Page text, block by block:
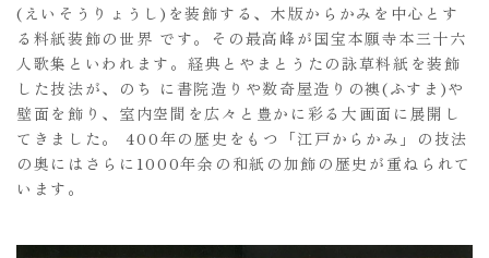
(えいそうりょうし)を装飾する、木版からかみを中心とす
る料紙装飾の世界 です。その最高峰が国宝本願寺本三十六
人歌集といわれます。経典とやまとうたの詠草料紙を装飾
した技法が、のち に書院造りや数奇屋造りの襖(ふすま)や
壁面を飾り、室内空間を広々と豊かに彩る大画面に展開し
てきました。 400年の歴史をもつ「江戸からかみ」の技法
の奥にはさらに1000年余の和紙の加飾の歴史が重ねられて
います。